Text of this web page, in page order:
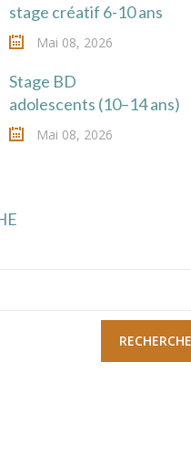
stage créatif 6-10 ans
Mai 08, 2026
Stage BD
adolescents (10–14 ans)
Mai 08, 2026